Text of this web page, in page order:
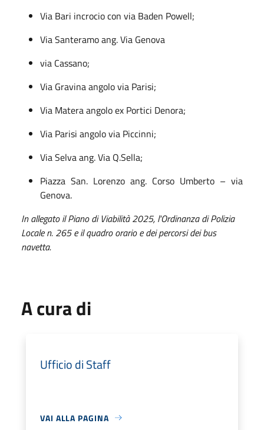
Via Bari incrocio con via Baden Powell;
Via Santeramo ang. Via Genova
via Cassano;
Via Gravina angolo via Parisi;
Via Matera angolo ex Portici Denora;
Via Parisi angolo via Piccinni;
Via Selva ang. Via Q.Sella;
Piazza San. Lorenzo ang. Corso Umberto – via
Genova.
In allegato il Piano di Viabilità 2025, l'Ordinanza di Polizia
Locale n. 265 e il quadro orario e dei percorsi dei bus
navetta.
A cura di
Ufficio di Staff
VAI ALLA PAGINA